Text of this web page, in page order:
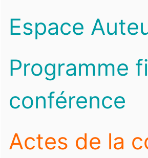
Espace
Programme
conférence
Actes de la